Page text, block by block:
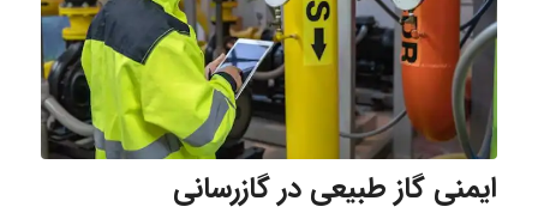
ایمنی گاز طبیعی در گازرسانی